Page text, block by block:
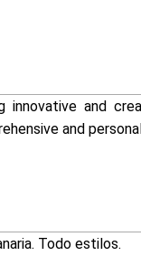
innovative and
and
Todo estilos.